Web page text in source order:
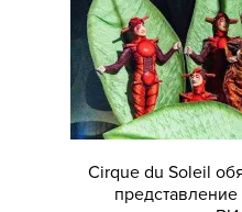
Cirquе du Soleil